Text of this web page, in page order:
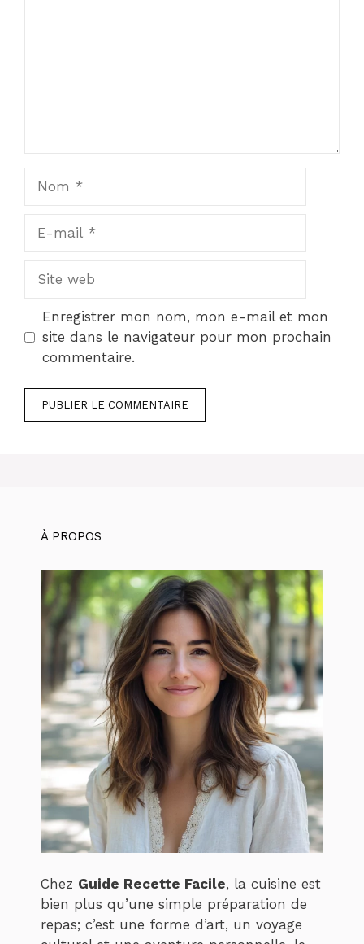
mail
web
Enregistrer mon nom, mon e-mail et mon
site dans le navigateur pour mon prochain
commentaire.
À PROPOS
Chez Guide Recette Facile, la cuisine est
bien plus qu’une simple préparation de
repas; c’est une forme d’art, un voyage